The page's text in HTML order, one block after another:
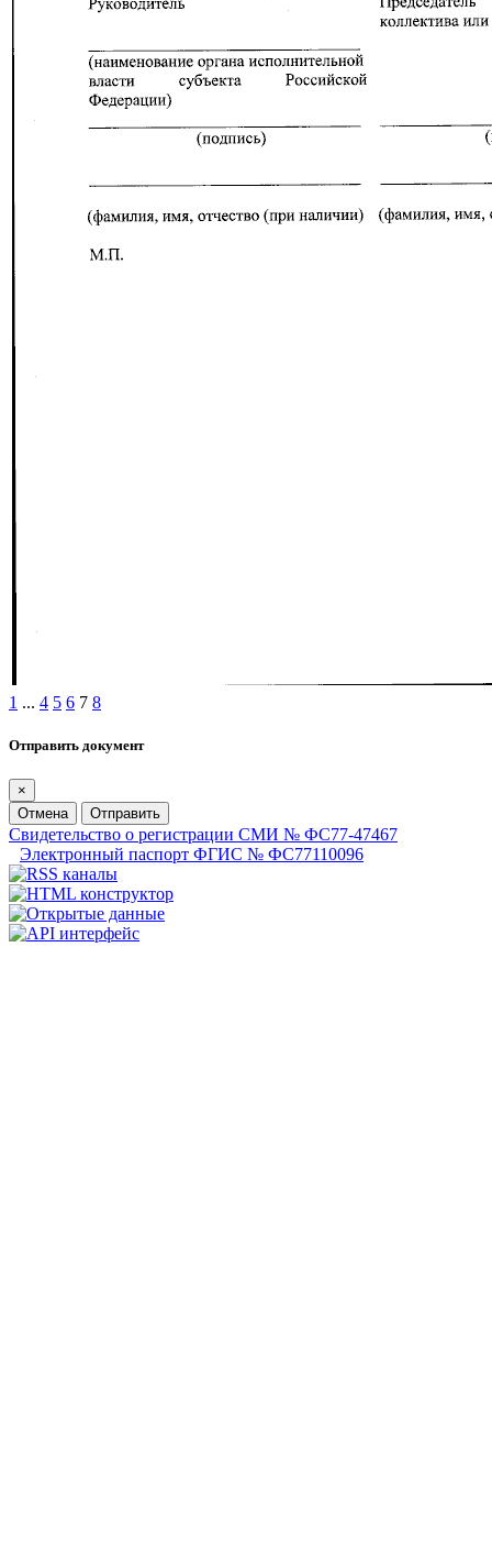
1 ... 4 5 6 7 8
Отправить документ
×
Отмена
Отправить
Свидетельство о регистрации СМИ № ФС77-47467
Электронный паспорт ФГИС № ФС77110096